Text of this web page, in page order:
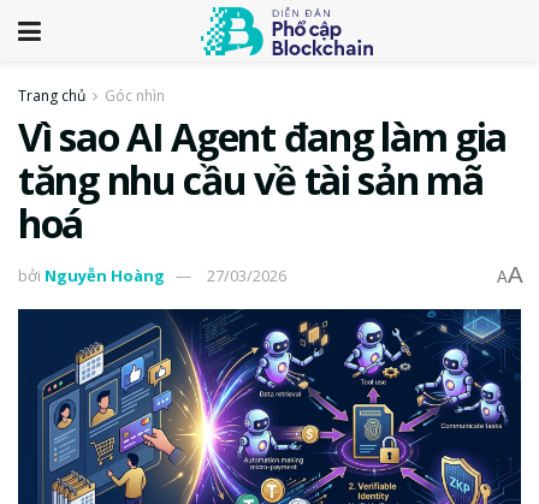
Trang chủ Góc nhìn
Vì sao AI Agent đang làm gia
tăng nhu cầu về tài sản mã
hoá
bởi Nguyễn Hoàng 27/03/2026 AA